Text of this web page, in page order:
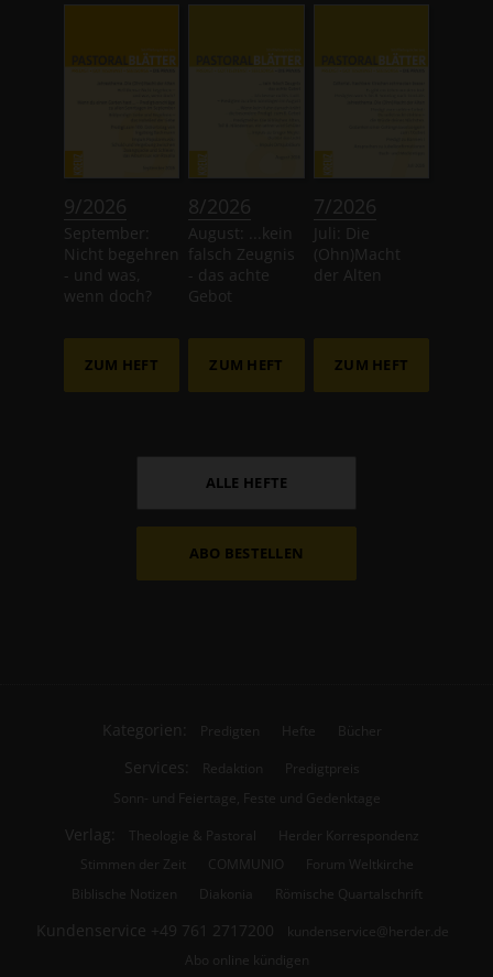
9/2026
September:
Nicht begehren
- und was,
wenn doch?
ZUM HEFT
8/2026
August: ...kein
falsch Zeugnis
- das achte
Gebot
ZUM HEFT
7/2026
Juli: Die
(Ohn)Macht
der Alten
ZUM HEFT
ALLE HEFTE
ABO BESTELLEN
Kategorien: Predigten Hefte Bücher
Services: Redaktion
Predigtpreis
Sonn- und Feiertage, Feste und Gedenktage
Verlag: Theologie & Pastoral
Herder Korrespondenz
Stimmen der Zeit
COMMUNIO
Forum Weltkirche
Biblische Notizen
Diakonia Römische Quartalschrift
Kundenservice +49 761 2717200
kundenservice@herder.de
Abo online kündigen